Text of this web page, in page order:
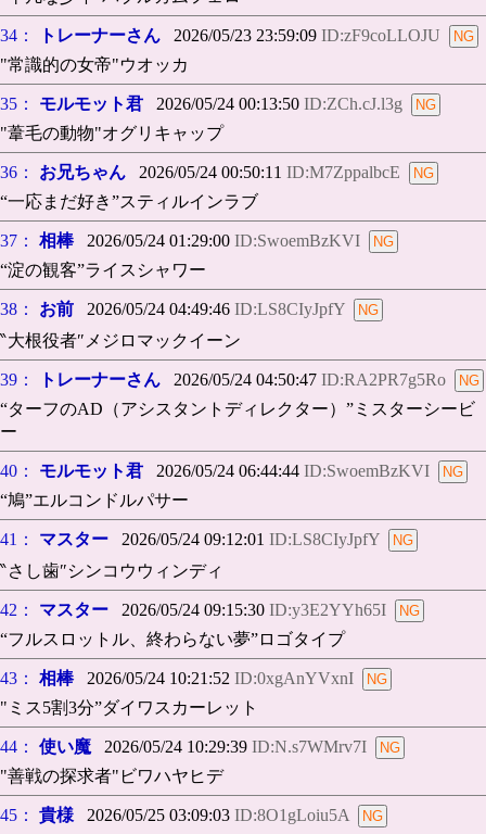
34： トレーナーさん 2026/05/23 23:59:09 ID:zF9coLLOJU
"常識的の女帝"ウオッカ
35： モルモット君 2026/05/24 00:13:50 ID:ZCh.cJ.l3g
"葦毛の動物"オグリキャップ
36： お兄ちゃん 2026/05/24 00:50:11 ID:M7ZppalbcE
“一応まだ好き”スティルインラブ
37： 相棒2026/05/24 01:29:00 ID:SwoemBzKVI
“淀の観客”ライスシャワー
38： お前 2026/05/24 04:49:46 ID:LS8CIyJpfY
‶大根役者″メジロマックイーン
39： トレーナーさん 2026/05/24 04:50:47 ID:RA2PR7g5Ro
“ターフのAD（アシスタントディレクター）”ミスターシービ
ー
40： モルモット君 2026/05/24 06:44:44 ID:SwoemBzKVI
“鳩”エルコンドルパサー
41： マスター 2026/05/24 09:12:01 ID:LS8CIyJpfY
‶さし歯″シンコウウィンディ
42： マスター 2026/05/24 09:15:30 ID:y3E2YYh65I
“フルスロットル、終わらない夢”ロゴタイプ
43： 相棒2026/05/24 10:21:52 ID:0xgAnYVxnI
"ミス5割3分”ダイワスカーレット
44： 使い魔 2026/05/24 10:29:39 ID:N.s7WMrv7I
"善戦の探求者"ビワハヤヒデ
45： 貴様 2026/05/25 03:09:03 ID:8O1gLoiu5A